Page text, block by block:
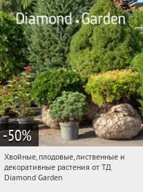
-50%
13:50:59 Получили:
Выставочная
Хвойные, плодовые, лиственные и
декоративные растения от ТД
Diamond Garden